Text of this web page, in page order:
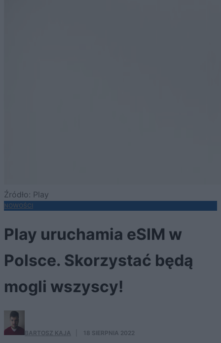
Źródło: Play
NOWOŚCI
Play uruchamia eSIM w
Polsce. Skorzystać będą
mogli wszyscy!
BARTOSZ KAJA 18 SIERPNIA 2022